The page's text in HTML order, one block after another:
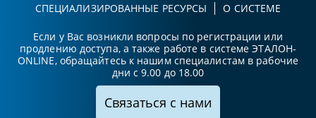
СПЕЦИАЛИЗИРОВАННЫЕ РЕСУРСЫ
О СИСТЕМЕ
Если у Вас возникли вопросы по регистрации или
продлению доступа, а также работе в системе ЭТАЛОН-
ONLINE, обращайтесь к нашим специалистам в рабочие
дни с 9.00 до 18.00
Связаться с нами